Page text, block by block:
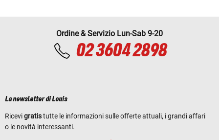
Ordine & Servizio Lun-Sab 9-20
02 3604 2898
La newsletter di Louis
Ricevigratistutte le informazioni sulle offerte attuali, i grandi affari
o le novità interessanti.